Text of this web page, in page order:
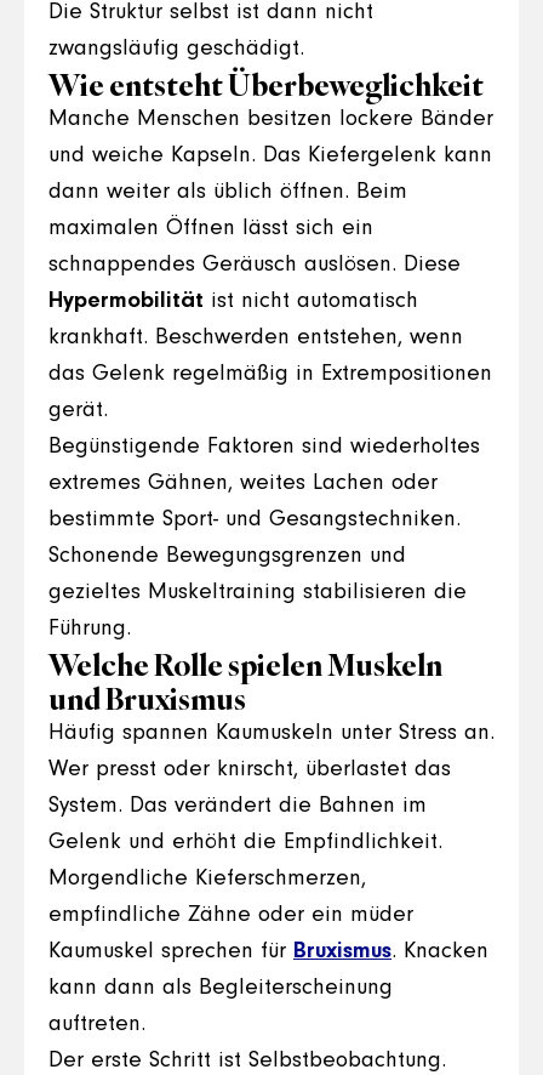
Die Struktur selbst ist dann nicht
zwangsläufig geschädigt.
Wie entsteht Überbeweglichkeit
Manche Menschen besitzen lockere Bänder
und weiche Kapseln. Das Kiefergelenk kann
dann weiter als üblich öffnen. Beim
maximalen Öffnen lässt sich ein
schnappendes Geräusch auslösen. Diese
Hypermobilität ist nicht automatisch
krankhaft. Beschwerden entstehen, wenn
das Gelenk regelmäßig in Extrempositionen
gerät.
Begünstigende Faktoren sind wiederholtes
extremes Gähnen, weites Lachen oder
bestimmte Sport- und Gesangstechniken.
Schonende Bewegungsgrenzen und
gezieltes Muskeltraining stabilisieren die
Führung.
Welche Rolle spielen Muskeln
und Bruxismus
Häufig spannen Kaumuskeln unter Stress an.
Wer presst oder knirscht, überlastet das
System. Das verändert die Bahnen im
Gelenk und erhöht die Empfindlichkeit.
Morgendliche Kieferschmerzen,
empfindliche Zähne oder ein müder
Kaumuskel sprechen für Bruxismus. Knacken
kann dann als Begleiterscheinung
auftreten.
Der erste Schritt ist Selbstbeobachtung.